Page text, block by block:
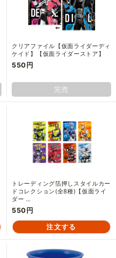
クリアファイル【仮面ライダーディ
ケイド】【仮面ライダーストア】
550円
完売
トレーディング箔押しスタイルカー
ドコレクション(全8種)【仮面ライ
ダー …
550円